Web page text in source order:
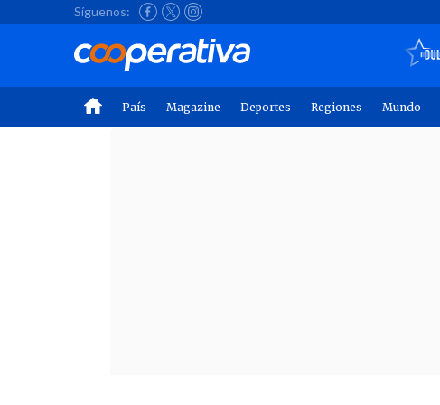
Síguenos:
País Magazine Deportes Regiones Mundo